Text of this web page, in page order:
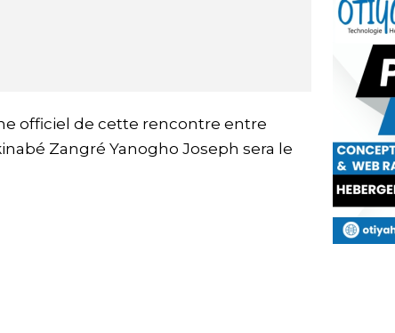
officiel de cette rencontre entre
Zangré Yanogho Joseph sera le